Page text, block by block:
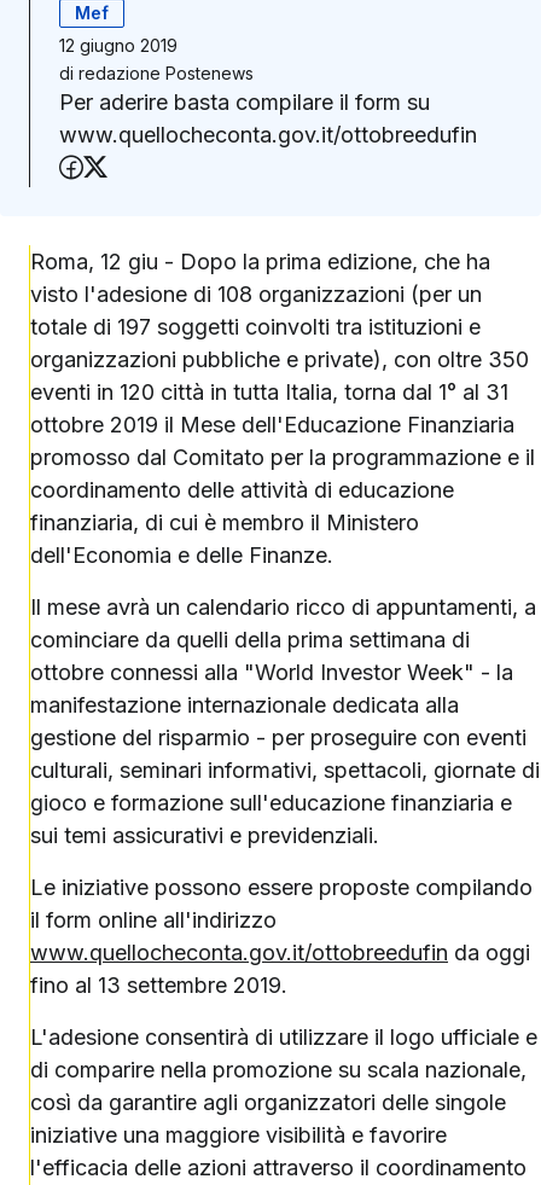
Mef
12 giugno 2019
di redazione Postenews
Per aderire basta compilare il form su
www.quellocheconta.gov.it/ottobreedufin
Condividi su Facebook
Roma, 12 giu - Dopo la prima edizione, che ha
visto l'adesione di 108 organizzazioni (per un
totale di 197 soggetti coinvolti tra istituzioni e
organizzazioni pubbliche e private), con oltre 350
eventi in 120 città in tutta Italia, torna dal 1° al 31
ottobre 2019 il Mese dell'Educazione Finanziaria
promosso dal Comitato per la programmazione e il
coordinamento delle attività di educazione
finanziaria, di cui è membro il Ministero
dell'Economia e delle Finanze.
Il mese avrà un calendario ricco di appuntamenti, a
cominciare da quelli della prima settimana di
ottobre connessi alla "World Investor Week" - la
manifestazione internazionale dedicata alla
gestione del risparmio - per proseguire con eventi
culturali, seminari informativi, spettacoli, giornate di
gioco e formazione sull'educazione finanziaria e
sui temi assicurativi e previdenziali.
Le iniziative possono essere proposte compilando
il form online all'indirizzo
www.quellocheconta.gov.it/ottobreedufin da oggi
fino al 13 settembre 2019.
L'adesione consentirà di utilizzare il logo ufficiale e
di comparire nella promozione su scala nazionale,
così da garantire agli organizzatori delle singole
iniziative una maggiore visibilità e favorire
l'efficacia delle azioni attraverso il coordinamento